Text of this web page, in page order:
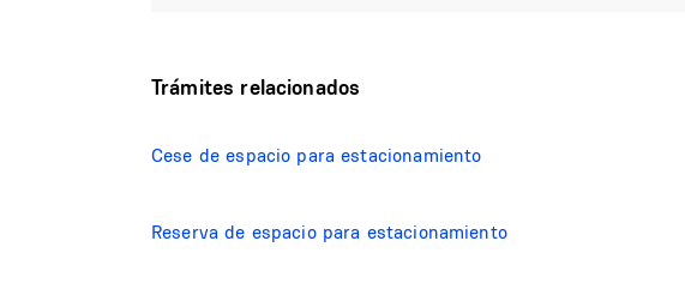
Trámites relacionados
Cese de espacio para estacionamiento
Reserva de espacio para estacionamiento